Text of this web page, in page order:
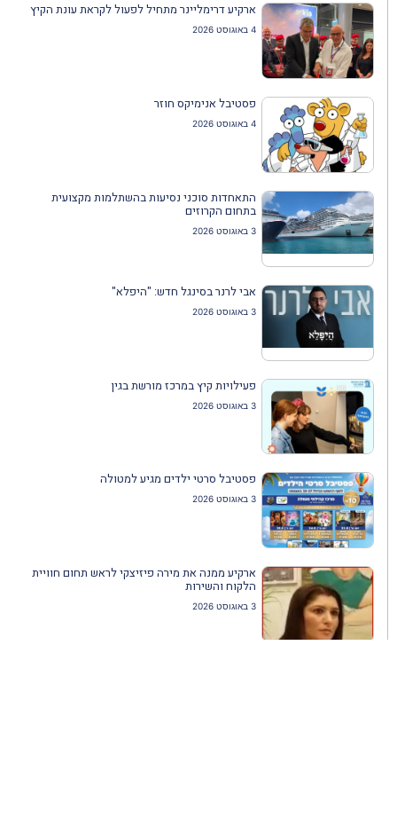
ארקיע דרימליינר מתחיל לפעול לקראת עונת הקיץ
4 באוגוסט 2026
פסטיבל אנימיקס חוזר
4 באוגוסט 2026
התאחדות סוכני נסיעות בהשתלמות מקצועית
בתחום הקרוזים
3 באוגוסט 2026
אבי לרנר בסינגל חדש: "היפלא"
3 באוגוסט 2026
פעילויות קיץ במרכז מורשת בגין
3 באוגוסט 2026
פסטיבל סרטי ילדים מגיע למטולה
3 באוגוסט 2026
ארקיע ממנה את מירה פיזיצקי לראש תחום חוויית
הלקוח והשירות
3 באוגוסט 2026